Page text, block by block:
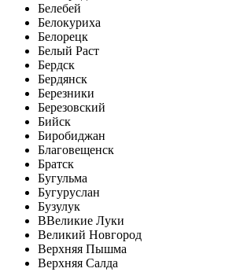
Белебей
Белокуриха
Белорецк
Белый Раст
Бердск
Бердянск
Березники
Березовский
Бийск
Биробиджан
Благовещенск
Братск
Бугульма
Бугуруслан
Бузулук
ВВеликие Луки
Великий Новгород
Верхняя Пышма
Верхняя Салда